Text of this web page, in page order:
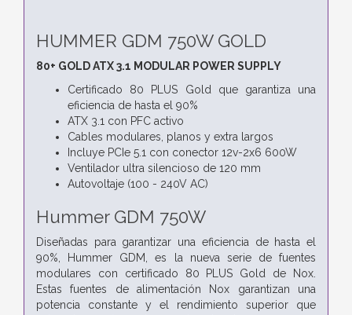
HUMMER GDM 750W GOLD
80+ GOLD ATX 3.1 MODULAR POWER SUPPLY
Certificado 80 PLUS Gold que garantiza una
eficiencia de hasta el 90%
ATX 3.1 con PFC activo
Cables modulares, planos y extra largos
Incluye PCIe 5.1 con conector 12v-2x6 600W
Ventilador ultra silencioso de 120 mm
Autovoltaje (100 - 240V AC)
Hummer GDM 750W
Diseñadas para garantizar una eficiencia de hasta el
90%, Hummer GDM, es la nueva serie de fuentes
modulares con certificado 80 PLUS Gold de Nox.
Estas fuentes de alimentación Nox garantizan una
potencia constante y el rendimiento superior que